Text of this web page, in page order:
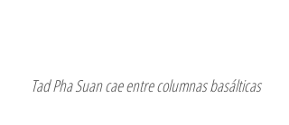
Tad Pha Suan cae entre columnas basálticas